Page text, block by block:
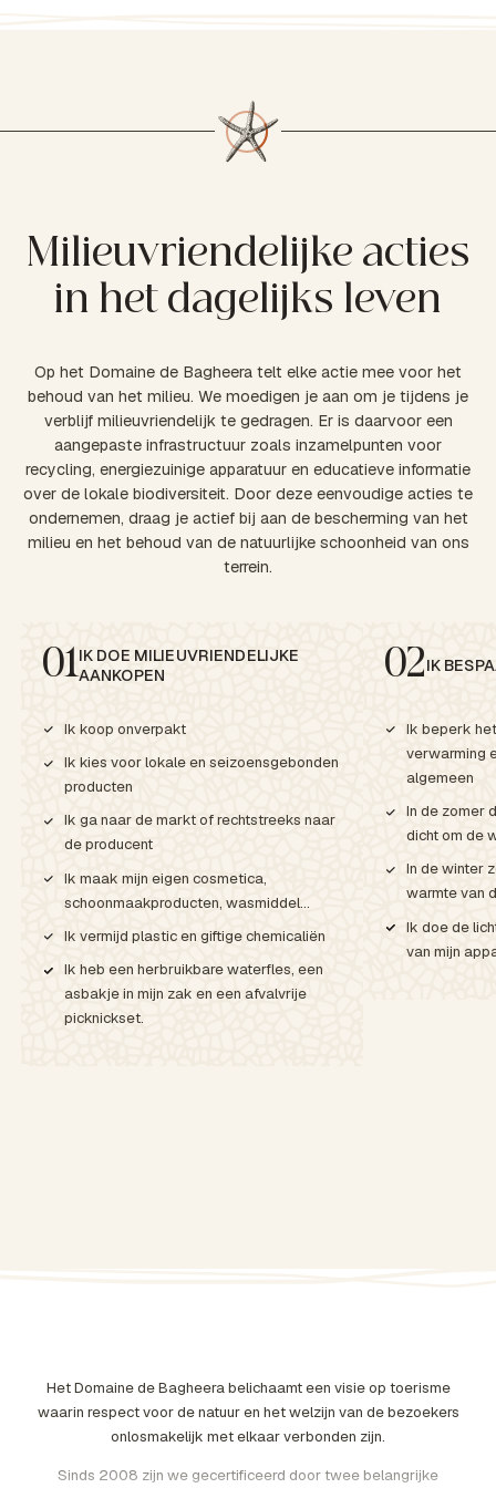
Milieuvriendelijke acties
in het dagelijks leven
Op het Domaine de Bagheera telt elke actie mee voor het
behoud van het milieu. We moedigen je aan om je tijdens je
verblijf milieuvriendelijk te gedragen. Er is daarvoor een
aangepaste infrastructuur zoals inzamelpunten voor
recycling, energiezuinige apparatuur en educatieve informatie
over de lokale biodiversiteit. Door deze eenvoudige acties te
ondernemen, draag je actief bij aan de bescherming van het
milieu en het behoud van de natuurlijke schoonheid van ons
terrein.
01IK DOE MILIEUVRIENDELIJKE
AANKOPEN
Ik koop onverpakt
Ik kies voor lokale en seizoensgebonden
producten
Ik ga naar de markt of rechtstreeks naar
de producent
Ik maak mijn eigen cosmetica,
schoonmaakproducten, wasmiddel…
Ik vermijd plastic en giftige chemicaliën
Ik heb een herbruikbare waterfles, een
asbakje in mijn zak en een afvalvrije
picknickset.
02IK
Ik beperk
verwarming
algemeen
In de zomer
dicht om de
In de winter
warmte van
Ik doe de
van mijn
Het Domaine de Bagheera belichaamt een visie op toerisme
waarin respect voor de natuur en het welzijn van de bezoekers
onlosmakelijk met elkaar verbonden zijn.
Sinds 2008 zijn we gecertificeerd door twee belangrijke